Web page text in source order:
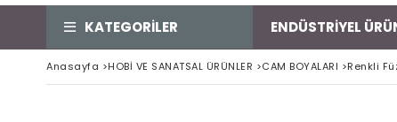
KATEGORİLER ENDÜSTRİYEL
Anasayfa >HOBİ VE SANATSAL ÜRÜNLER >CAM BOYALARI >Renkli